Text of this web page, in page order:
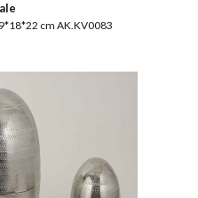
cm AK.KV0083